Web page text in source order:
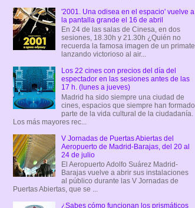
'2001. Una odisea en el espacio' vuelve a
la pantalla grande el 16 de abril
En 24 de las salas de Cinesa, en dos
sesiones, 18.30h y 21.30h ¿Quién no
recuerda la famosa imagen de un primate
lanzando victorioso al air...
Los 22 cines con precios del día del
espectador en las sesiones antes de las
17 h. (lunes a jueves)
Madrid ha sido siempre una ciudad de
cines, espacios que siempre han formado
parte de la vida cultural de la ciudadanía.
Los más mayores rec...
V Jornadas de Puertas Abiertas del
Aeropuerto de Madrid-Barajas, del 20 al
24 de julio
El Aeropuerto Adolfo Suárez Madrid-
Barajas vuelve a abrir sus instalaciones
al público durante las V Jornadas de
Puertas Abiertas, que se ...
¿Sabes cómo funcionan los prismáticos